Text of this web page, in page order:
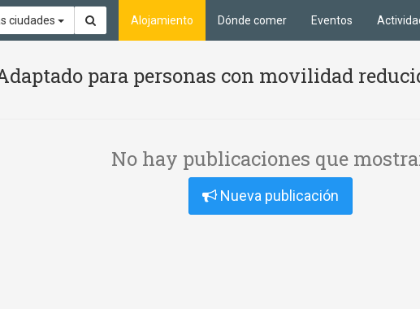
ciudades Alojamiento Dónde comer Eventos
para personas con movilidad
No hay publicaciones que
Nueva publicación